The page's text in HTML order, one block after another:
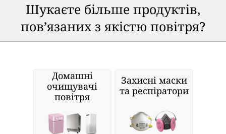
Шукаєте більше продуктів,
пов’язаних з якістю повітря?
Домашні
очищувачі
повітря
Захисні маски
та респіратори